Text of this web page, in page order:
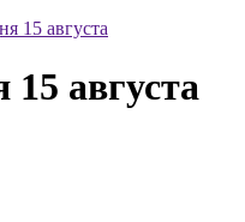
15 августа
августа